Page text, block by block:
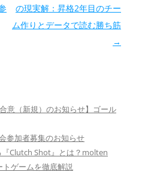
の現実解：昇格2年目のチー
ム作りとデータで読む勝ち筋
→
意（新規）のお知らせ】ゴール
参加者募集のお知らせ
Clutch Shot』とは？molten
トゲームを徹底解説